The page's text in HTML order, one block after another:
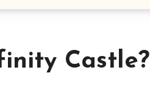
Castle?